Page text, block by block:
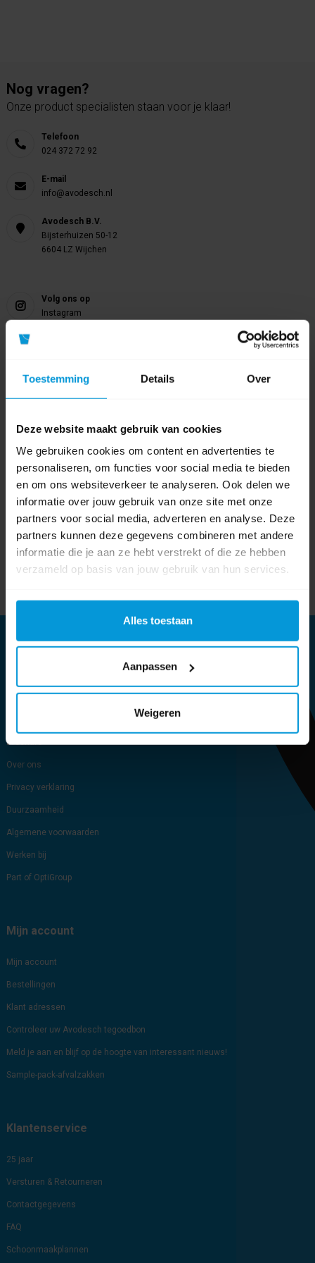
Toestemming Details Over
Deze website maakt gebruik van cookies
We gebruiken cookies om content en advertenties te
personaliseren, om functies voor social media te bieden
en om ons websiteverkeer te analyseren. Ook delen we
informatie over jouw gebruik van onze site met onze
partners voor social media, adverteren en analyse. Deze
partners kunnen deze gegevens combineren met andere
informatie die je aan ze hebt verstrekt of die ze hebben
verzameld op basis van jouw gebruik van hun services.
Alles toestaan
Aanpassen
Weigeren
Nog vragen?
Onze product specialisten staan voor je klaar!
Telefoon
024 372 72 92
E-mail
info@avodesch.nl
Avodesch B.V.
Bijsterhuizen 50-12
6604 LZ Wijchen
Volg ons op
Instagram
Volg ons op
Linkedin
Onze nieuwsbrief
Meld je aan
Meld je aan voor onze nieuwsbrief en blijf op de hoogte van het laatste
Subscribe Unsubscribe
Informatie
Blog
Brochure
Over ons
Privacy verklaring
Duurzaamheid
Algemene voorwaarden
Werken bij
Part of OptiGroup
Mijn account
Mijn account
Bestellingen
Klant adressen
Controleer uw Avodesch tegoedbon
Meld je aan en blijf op de hoogte van interessant nieuws!
Sample-pack-afvalzakken
Klantenservice
25 jaar
Versturen & Retourneren
Contactgegevens
FAQ
Schoonmaakplannen